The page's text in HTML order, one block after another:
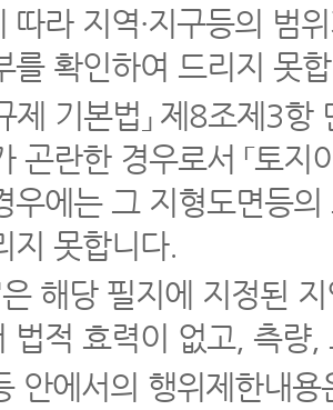
따라 지역·지구등의 범
를 확인하여 드리지 못
제 기본법」 제8조제3
곤란한 경우로서 「토
우에는 그 지형도면등
지 못합니다.
해당 필지에 지정된
법적 효력이 없고, 측량
안에서의 행위제한내